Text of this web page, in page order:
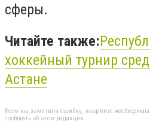
сферы.
Читайте также:
хоккейный турнир
Астане
Если вы заметили ошибку, выделите
сообщить об этом редакции